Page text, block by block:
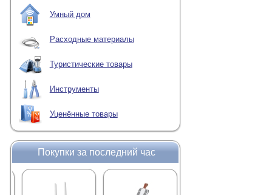
Умный дом
Расходные материалы
Туристические товары
Инструменты
Уценённые товары
Покупки за последний час